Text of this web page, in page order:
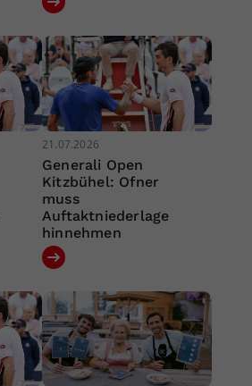
21.07.2026
Generali Open
Kitzbühel: Ofner
muss
Auftaktniederlage
hinnehmen